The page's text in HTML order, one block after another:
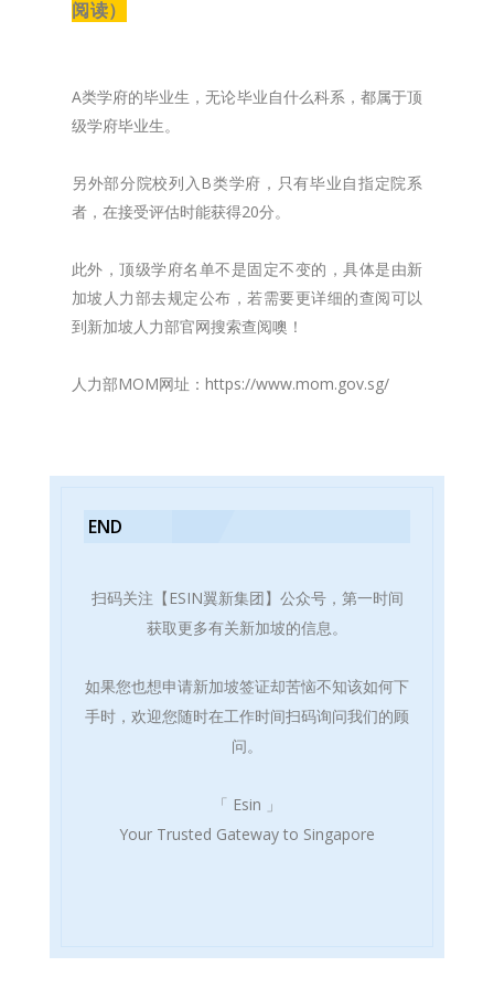
阅读）
A类学府的毕业生，无论毕业自什么科系，都属于顶
级学府毕业生。
另外部分院校列入B类学府，只有毕业自指定院系
者，在接受评估时能获得20分。
此外，顶级学府名单不是固定不变的，具体是由新
加坡人力部去规定公布，若需要更详细的查阅可以
到新加坡人力部官网搜索查阅噢！
人力部MOM网址：https://www.mom.gov.sg/
END
扫码关注【ESIN翼新集团】公众号，第一时间
获取更多有关新加坡的信息。
如果您也想申请新加坡签证却苦恼不知该如何下
手时，欢迎您随时在工作时间扫码询问我们的顾
问。
「 Esin 」
Your Trusted Gateway to Singapore